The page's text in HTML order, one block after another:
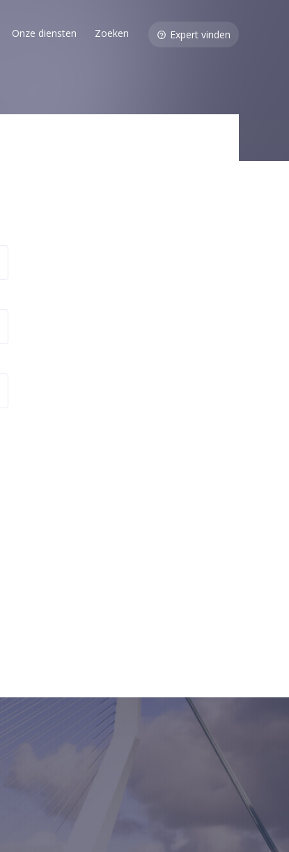
Onze diensten Zoeken Expert vinden